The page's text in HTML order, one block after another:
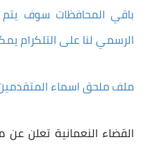
باقي المحافظات سوف
الرسمي لنا على التلكرام
ملف ملحق اسماء
القضاء النعمانية تعلن